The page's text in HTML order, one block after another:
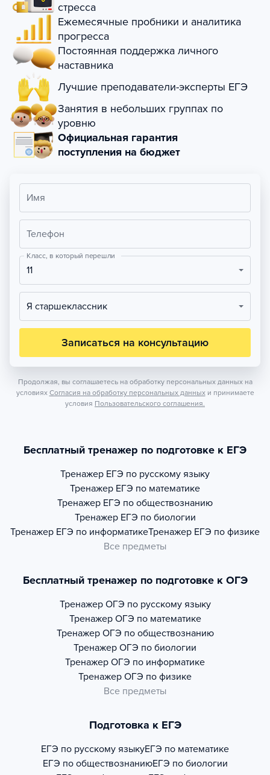
стресса
Ежемесячные пробники и аналитика
прогресса
Постоянная поддержка личного
наставника
Лучшие преподаватели-эксперты ЕГЭ
Занятия в небольших группах по
уровню
Официальная гарантия
поступления на бюджет
Имя
Телефон
Класс, в который перешли
11
Я старшеклассник
Записаться на консультацию
Продолжая, вы соглашаетесь на обработку персональных данных на
условиях Согласия на обработку персональных данных и принимаете
условия Пользовательского соглашения.
Бесплатный тренажер по подготовке к ЕГЭ
Тренажер ЕГЭ по русскому языку
Тренажер ЕГЭ по математике
Тренажер ЕГЭ по обществознанию
Тренажер ЕГЭ по биологии
Тренажер ЕГЭ по информатикеТренажер ЕГЭ по физике
Все предметы
Бесплатный тренажер по подготовке к ОГЭ
Тренажер ОГЭ по русскому языку
Тренажер ОГЭ по математике
Тренажер ОГЭ по обществознанию
Тренажер ОГЭ по биологии
Тренажер ОГЭ по информатике
Тренажер ОГЭ по физике
Все предметы
Подготовка к ЕГЭ
ЕГЭ по русскому языкуЕГЭ по математике
ЕГЭ по обществознаниюЕГЭ по биологии